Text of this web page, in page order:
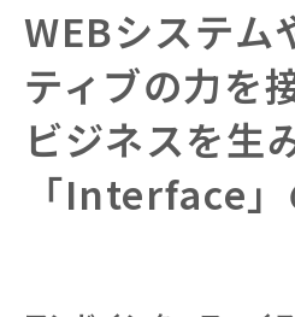
WEBシステム
ティブの力を
ビジネスを生
「Interface